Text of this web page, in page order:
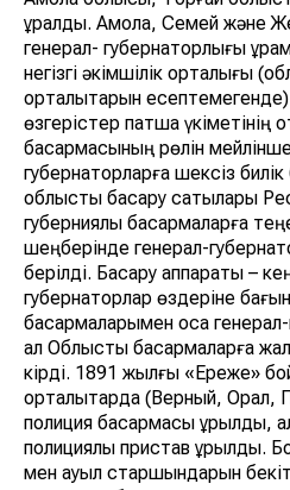
құралды. Ақмола, Семей және
генерал- губернаторлығы
негізгі әкімшілік орталығы
орталықтарын
өзгерістер патша үкіметінің
басқармасының рөлін
губернаторларға шексіз билік
облыстық басқару сатылары
губерниялық басқармаларға
шеңберінде генерал-
берілді. Басқару аппараты –
губернаторлар өздеріне
басқармаларымен қоса
ал Облыстық басқармаларға
кірді. 1891 жылғы «Ереже»
орталықтарда (Верный, Орал,
полиция басқармасы құрылды,
полициялық пристав құрылды.
мен ауыл старшындарын